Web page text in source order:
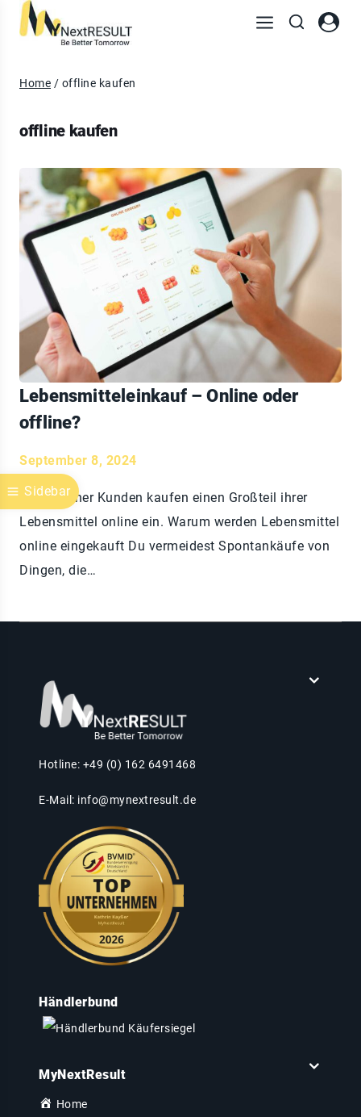
Sidebar
Home / offline kaufen
offline kaufen
Lebensmitteleinkauf – Online oder
offline?
September 8, 2024
Viele meiner Kunden kaufen einen Großteil ihrer
Lebensmittel online ein. Warum werden Lebensmittel
online eingekauft Du vermeidest Spontankäufe von
Dingen, die…
Hotline: +49 (0) 162 6491468
E-Mail: info@mynextresult.de
Händlerbund
MyNextResult
Home